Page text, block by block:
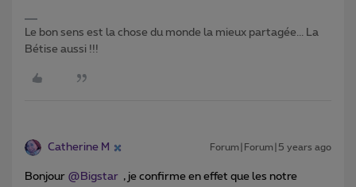
Le bon sens est la chose du monde la mieux partagée... La
Bétise aussi !!!
Catherine M Forum|Forum|5 years ago
Bonjour @Bigstar , je confirme en effet que les notre